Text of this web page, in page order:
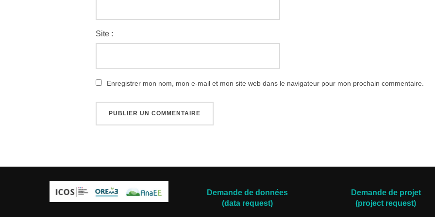
Site :
Enregistrer mon nom, mon e-mail et mon site web dans le navigateur pour mon prochain commentaire.
Demande de données
(data request)
Demande de projet
(project request)